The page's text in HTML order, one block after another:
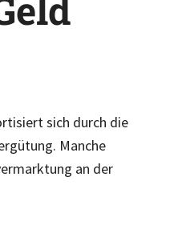
sich durch die
Manche
an der